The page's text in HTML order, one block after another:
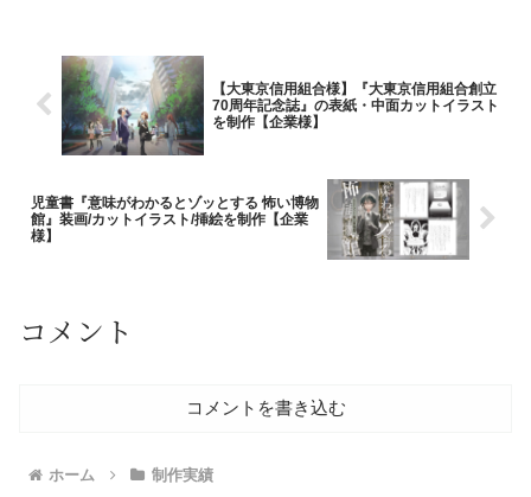
【大東京信用組合様】『大東京信用組合創立
70周年記念誌』の表紙・中面カットイラスト
を制作【企業様】
児童書『意味がわかるとゾッとする 怖い博物
館』装画/カットイラスト/挿絵を制作【企業
様】
コメント
コメントを書き込む
ホーム 制作実績